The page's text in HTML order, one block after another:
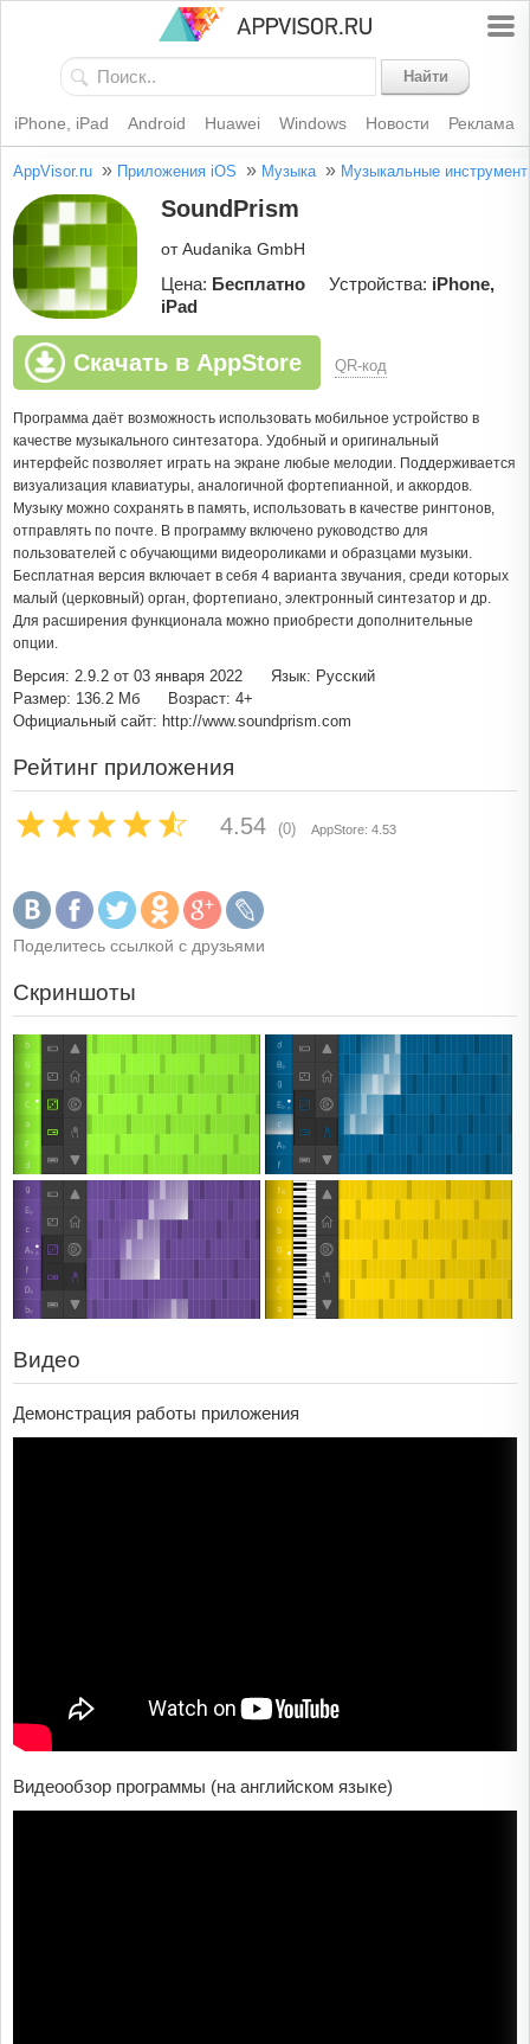
Найти
iPhone, iPad Android Huawei Windows Новости Реклама
AppVisor.ru » Приложения iOS » Музыка » Музыкальные
SoundPrism
от Audanika GmbH
Цена: Бесплатно Устройства: iPhone,
iPad
Скачать в AppStore QR-код
Программа даёт возможность использовать мобильное устройство в
качестве музыкального синтезатора. Удобный и оригинальный
интерфейс позволяет играть на экране любые мелодии. Поддерживается
визуализация клавиатуры, аналогичной фортепианной, и аккордов.
Музыку можно сохранять в память, использовать в качестве рингтонов,
отправлять по почте. В программу включено руководство для
пользователей с обучающими видеороликами и образцами музыки.
Бесплатная версия включает в себя 4 варианта звучания, среди которых
малый (церковный) орган, фортепиано, электронный синтезатор и др.
Для расширения функционала можно приобрести дополнительные
опции.
Версия: 2.9.2 от 03 января 2022
Язык: Русский
Размер: 136.2 Мб
Возраст: 4+
Официальный сайт: http://www.soundprism.com
Рейтинг приложения
4.54 (0) AppStore: 4.53
Поделитесь ссылкой с друзьями
Скриншоты
Видео
Демонстрация работы приложения
Видеообзор программы (на английском языке)